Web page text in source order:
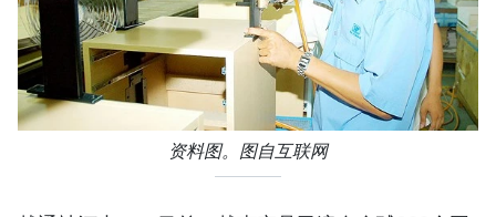
资料图。图自互联网